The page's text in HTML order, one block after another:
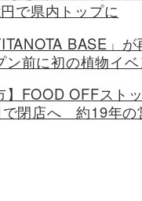
で県内トップに
BASE」が
ン前に初の植物イ
】FOOD OFFスト
閉店へ 約19年の